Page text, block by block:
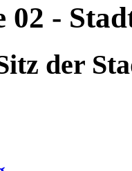
02 -
der